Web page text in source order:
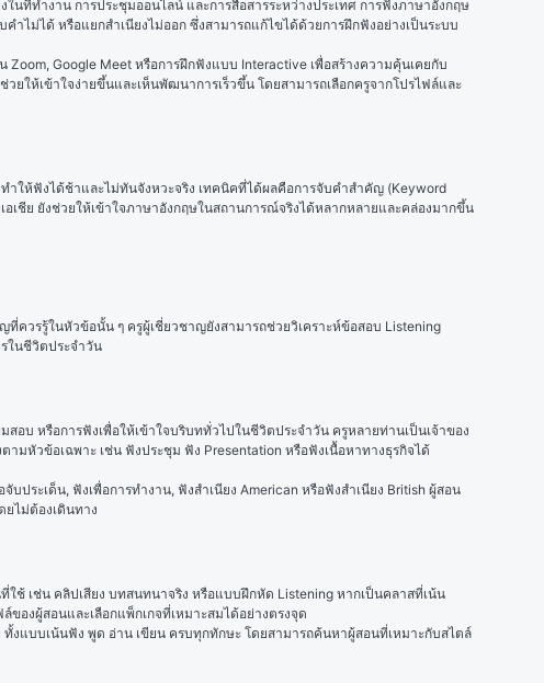
ที่ทำงาน การประชุมออนไลน์ และการสื่อสารระหว่างประเทศ การฟังภาษาอังกฤษ
ไม่ได้ หรือแยกสำเนียงไม่ออก ซึ่งสามารถแก้ไขได้ด้วยการฝึกฟังอย่างเป็นระบบ
Google Meet หรือการฝึกฟังแบบ Interactive เพื่อสร้างความคุ้นเคยกับ
ยให้เข้าใจง่ายขึ้นและเห็นพัฒนาการเร็วขึ้น โดยสามารถเลือกครูจากโปรไฟล์และ
ให้ฟังได้ช้าและไม่ทันจังหวะจริง เทคนิคที่ได้ผลคือการจับคำสำคัญ (Keyword
เชีย ยังช่วยให้เข้าใจภาษาอังกฤษในสถานการณ์จริงได้หลากหลายและคล่องมากขึ้น
ควรรู้ในหัวข้อนั้น ๆ ครูผู้เชี่ยวชาญยังสามารถช่วยวิเคราะห์ข้อสอบ Listening
ในชีวิตประจำวัน
อบ หรือการฟังเพื่อให้เข้าใจบริบททั่วไปในชีวิตประจำวัน ครูหลายท่านเป็นเจ้าของ
มหัวข้อเฉพาะ เช่น ฟังประชุม ฟัง Presentation หรือฟังเนื้อหาทางธุรกิจได้
ประเด็น, ฟังเพื่อการทำงาน, ฟังสำเนียง American หรือฟังสำเนียง British ผู้สอน
ยไม่ต้องเดินทาง
ช้ เช่น คลิปเสียง บทสนทนาจริง หรือแบบฝึกหัด Listening หากเป็นคลาสที่เน้น
ของผู้สอนและเลือกแพ็กเกจที่เหมาะสมได้อย่างตรงจุด
งแบบเน้นฟัง พูด อ่าน เขียน ครบทุกทักษะ โดยสามารถค้นหาผู้สอนที่เหมาะกับสไตล์